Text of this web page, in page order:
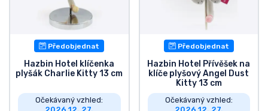
Předobjednat
Hazbin Hotel klíčenka
plyšák Charlie Kitty 13 cm
Očekávaný vzhled:
Předobjednat
Hazbin Hotel Přívěšek na
klíče plyšový Angel Dust
Kitty 13 cm
Očekávaný vzhled: